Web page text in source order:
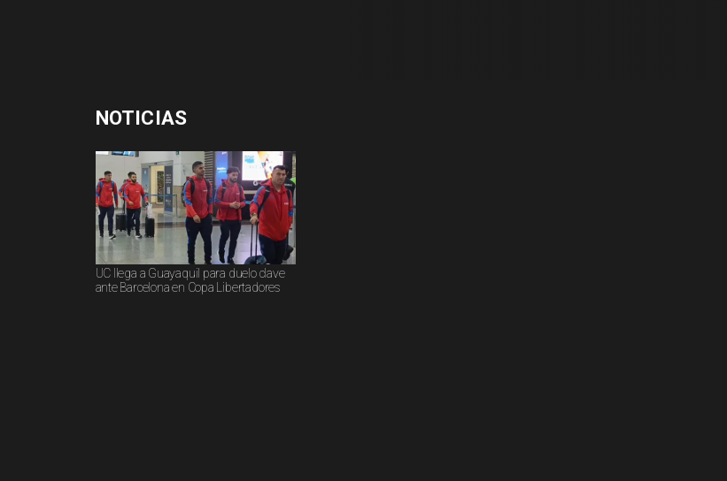
NOTICIAS
UC llega a Guayaquil para duelo clave
ante Barcelona en Copa Libertadores